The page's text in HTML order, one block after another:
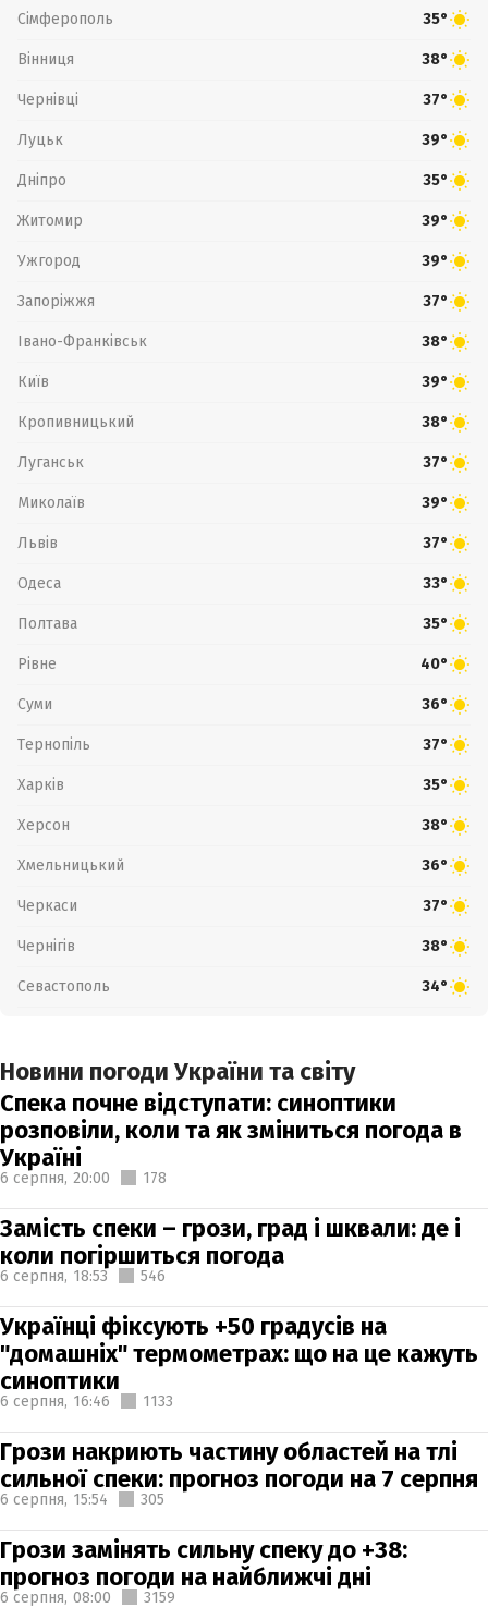
Сімферополь 35°
Вінниця 38°
Чернівці 37°
Луцьк 39°
Дніпро 35°
Житомир 39°
Ужгород 39°
Запоріжжя 37°
Івано-Франківськ 38°
Київ 39°
Кропивницький 38°
Луганськ 37°
Миколаїв 39°
Львів 37°
Одеса 33°
Полтава 35°
Рівне 40°
Суми 36°
Тернопіль 37°
Харків 35°
Херсон 38°
Хмельницький 36°
Черкаси 37°
Чернігів 38°
Севастополь 34°
Новини погоди України та світу
Спека почне відступати: синоптики
розповіли, коли та як зміниться погода в
Україні
6 серпня, 20:00 178
Замість спеки – грози, град і шквали: де і
коли погіршиться погода
6 серпня, 18:53 546
Українці фіксують +50 градусів на
"домашніх" термометрах: що на це кажуть
синоптики
6 серпня, 16:46 1133
Грози накриють частину областей на тлі
сильної спеки: прогноз погоди на 7 серпня
6 серпня, 15:54 305
Грози замінять сильну спеку до +38:
прогноз погоди на найближчі дні
6 серпня, 08:00 3159